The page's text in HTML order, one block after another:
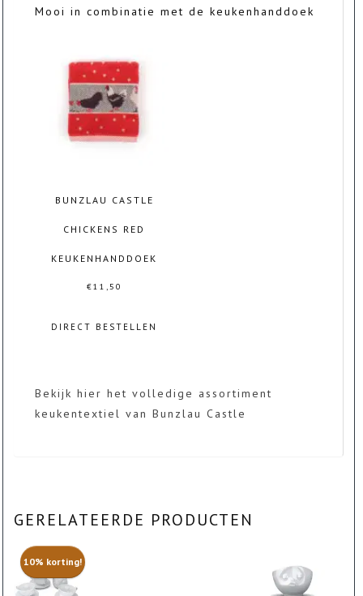
Mooi in combinatie met de keukenhanddoek
BUNZLAU CASTLE
CHICKENS RED
KEUKENHANDDOEK
€11,50
DIRECT BESTELLEN
Bekijk hier het volledige assortiment
keukentextiel van Bunzlau Castle
GERELATEERDE PRODUCTEN
10% korting!